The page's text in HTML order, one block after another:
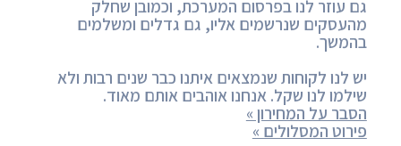
גם עוזר לנו בפרסום המערכת, וכמובן שחלק
מהעסקים שנרשמים אליו, גם גדלים ומשלמים
בהמשך.
יש לנו לקוחות שנמצאים איתנו כבר שנים רבות ולא
שילמו לנו שקל. אנחנו אוהבים אותם מאוד.
הסבר על המחירון »
פירוט המסלולים »